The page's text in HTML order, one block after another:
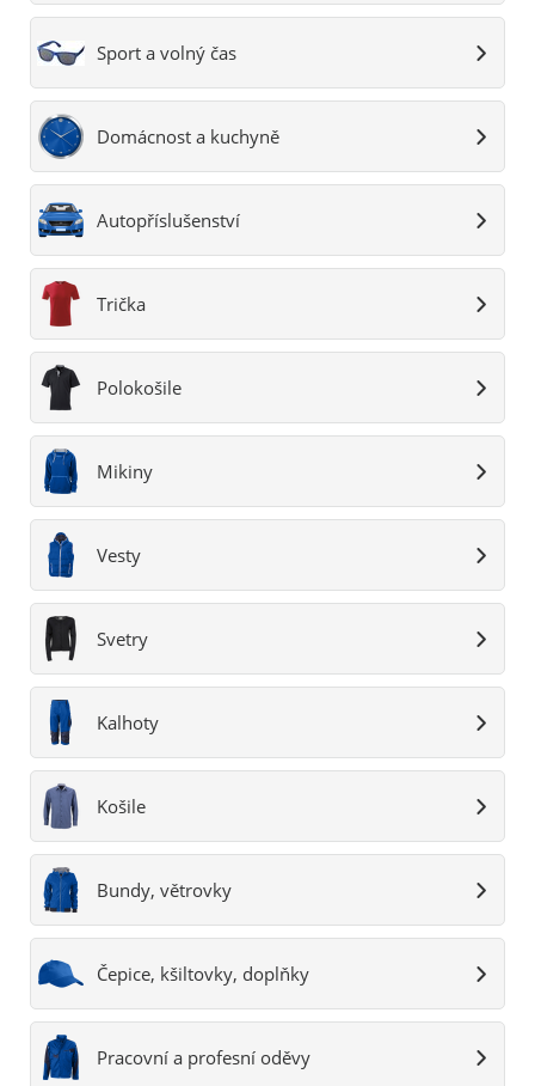
Sport a volný čas
Domácnost a kuchyně
Autopříslušenství
Trička
Polokošile
Mikiny
Vesty
Svetry
Kalhoty
Košile
Bundy, větrovky
Čepice, kšiltovky, doplňky
Pracovní a profesní oděvy